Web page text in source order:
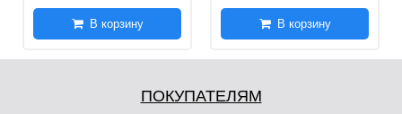
В корзину В корзину
ПОКУПАТЕЛЯМ